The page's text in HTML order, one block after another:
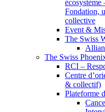
écosystème
Fondation,
collective
Event &
The Swiss
The Swiss
RCI –
Centre
& collectif)
Plateforme